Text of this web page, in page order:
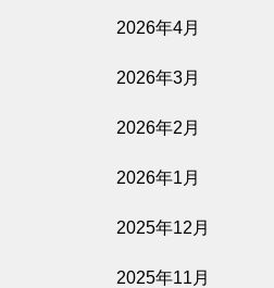
影を売る女
隣人たち
2026年4月
2026年3月
2026年2月
2026年1月
2025年12月
2025年11月